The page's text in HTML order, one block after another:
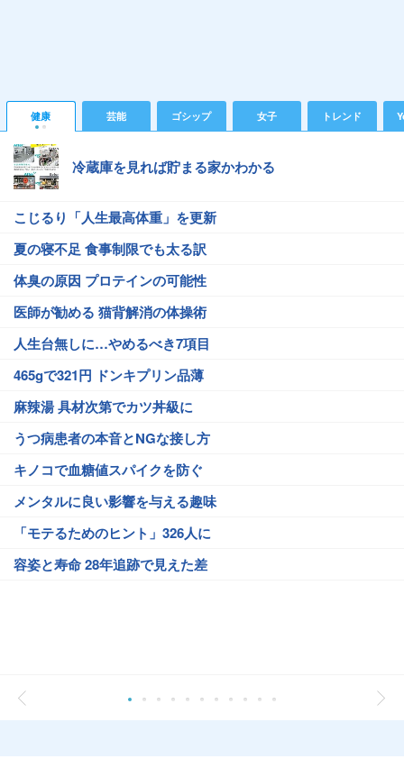
健康 芸能 ゴシップ 女子 トレンド
冷蔵庫を見れば貯まる家かわかる
こじるり「人生最高体重」を更新
夏の寝不足 食事制限でも太る訳
体臭の原因 プロテインの可能性
医師が勧める 猫背解消の体操術
人生台無しに…やめるべき7項目
465gで321円 ドンキプリン品薄
麻辣湯 具材次第でカツ丼級に
うつ病患者の本音とNGな接し方
キノコで血糖値スパイクを防ぐ
メンタルに良い影響を与える趣味
「モテるためのヒント」326人に
容姿と寿命 28年追跡で見えた差